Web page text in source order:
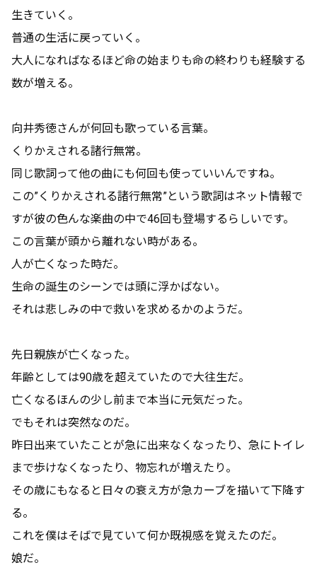
生きていく。
普通の生活に戻っていく。
大人になればなるほど命の始まりも命の終わりも経験する
数が増える。
向井秀徳さんが何回も歌っている言葉。
くりかえされる諸行無常。
同じ歌詞って他の曲にも何回も使っていいんですね。
この”くりかえされる諸行無常”という歌詞はネット情報で
すが彼の色んな楽曲の中で46回も登場するらしいです。
この言葉が頭から離れない時がある。
人が亡くなった時だ。
生命の誕生のシーンでは頭に浮かばない。
それは悲しみの中で救いを求めるかのようだ。
先日親族が亡くなった。
年齢としては90歳を超えていたので大往生だ。
亡くなるほんの少し前まで本当に元気だった。
でもそれは突然なのだ。
昨日出来ていたことが急に出来なくなったり、急にトイレ
まで歩けなくなったり、物忘れが増えたり。
その歳にもなると日々の衰え方が急カーブを描いて下降す
る。
これを僕はそばで見ていて何か既視感を覚えたのだ。
娘だ。